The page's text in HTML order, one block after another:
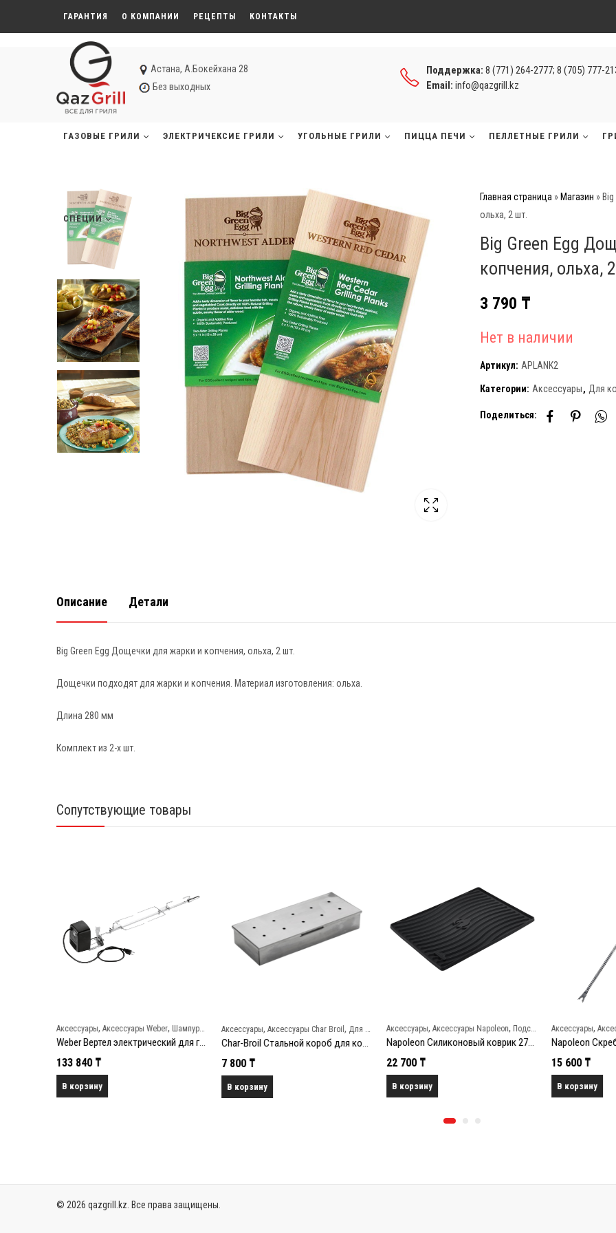
ГАРАНТИЯ О КОМПАНИИ РЕЦЕПТЫ КОНТАКТЫ
Астана, А.Бокейхана 28
Без выходных
Поддержка: 8 (771) 264-2777; 8 (705) 777-
Email: info@qazgrill.kz
ГАЗОВЫЕ ГРИЛИ ЭЛЕКТРИЧЕКСИЕ ГРИЛИ УГОЛЬНЫЕ ГРИЛИ ПИЦЦА ПЕЧИ ПЕЛЛЕТНЫЕ ГРИЛИ
СПЕЦИИ
Главная страница » Магазин »
ольха, 2 шт.
Big Green Egg
копчения, ольха,
3 790 ₸
Нет в наличии
Артикул: APLANK2
Категории: Аксессуары, Для
Поделиться:
Описание Детали
Big Green Egg Дощечки для жарки и копчения, ольха, 2 шт.
Дощечки подходят для жарки и копчения. Материал изготовления: ольха.
Длина 280 мм
Комплект из 2-х шт.
Сопутствующие товары
Аксессуары, Аксессуары Weber, Шампуры и вертелы
Weber Вертел электрический для гриля Spirit 200/300
133 840 ₸
В корзину
Аксессуары, Аксессуары Char Broil , Для копчения
7 800 ₸
В корзину
Аксессуары, Аксессуары Napoleon, Подставки и ростеры
Napoleon Силиконовый коврик 27х37 см
22 700 ₸
В корзину
Аксессуары,
15 600 ₸
В корзину
© 2026 qazgrill.kz. Все права защищены.